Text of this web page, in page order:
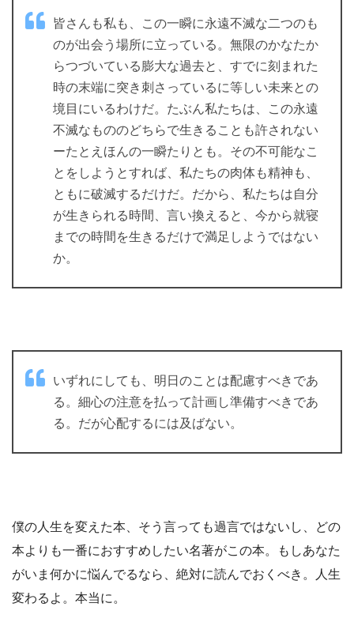
皆さんも私も、この一瞬に永遠不滅な二つのも
のが出会う場所に立っている。無限のかなたか
らつづいている膨大な過去と、すでに刻まれた
時の末端に突き刺さっているに等しい未来との
境目にいるわけだ。たぶん私たちは、この永遠
不滅なもののどちらで生きることも許されない
ーたとえほんの一瞬たりとも。その不可能なこ
とをしようとすれば、私たちの肉体も精神も、
ともに破滅するだけだ。だから、私たちは自分
が生きられる時間、言い換えると、今から就寝
までの時間を生きるだけで満足しようではない
か。
いずれにしても、明日のことは配慮すべきであ
る。細心の注意を払って計画し準備すべきであ
る。だが心配するには及ばない。
僕の人生を変えた本、そう言っても過言ではないし、どの
本よりも一番におすすめしたい名著がこの本。もしあなた
がいま何かに悩んでるなら、絶対に読んでおくべき。人生
変わるよ。本当に。